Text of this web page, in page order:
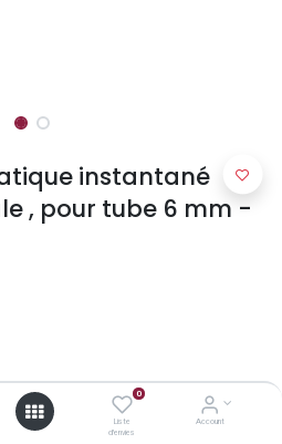
0
Liste
d'envies
Account
instantané
, pour tube 6 mm -